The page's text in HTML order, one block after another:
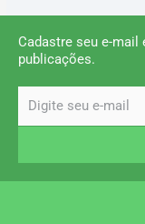
Cadastre seu e-mail
publicações.